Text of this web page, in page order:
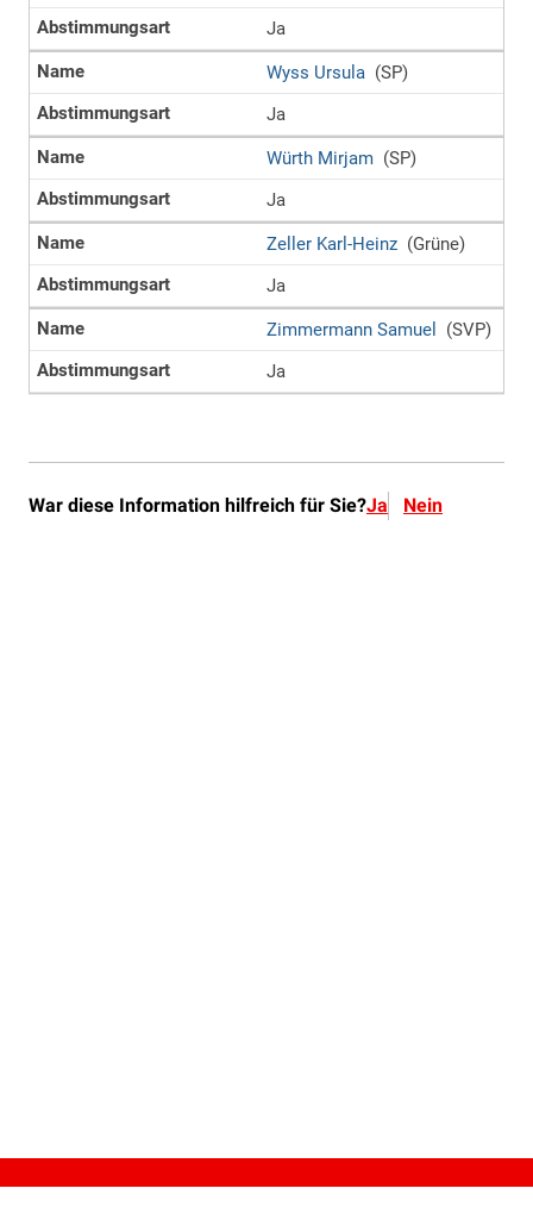
War diese Information hilfreich für Sie?Ja Nein